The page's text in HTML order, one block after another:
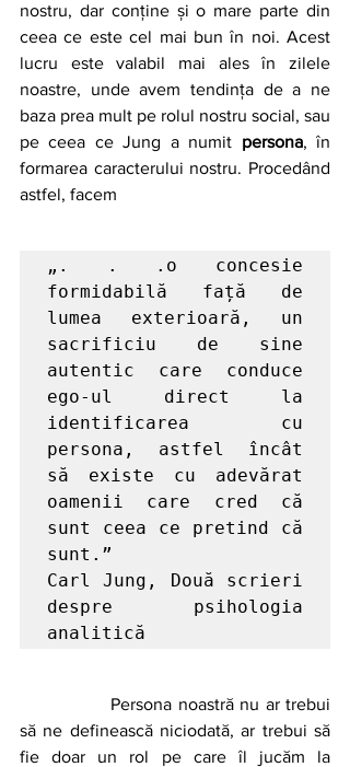
nostru, dar conține și o mare parte din
ceea ce este cel mai bun în noi. Acest
lucru este valabil mai ales în zilele
noastre, unde avem tendința de a ne
baza prea mult pe rolul nostru social, sau
pe ceea ce Jung a numit persona, în
formarea caracterului nostru. Procedând
astfel, facem
„. . .o concesie
formidabilă față de
lumea exterioară, un
sacrificiu de sine
autentic care conduce
ego-ul direct la
identificarea cu
persona, astfel încât
să existe cu adevărat
oamenii care cred că
sunt ceea ce pretind că
sunt.”
Carl Jung, Două scrieri
despre psihologia
analitică
să ne definească niciodată, ar trebui să
fie doar un rol pe care îl jucăm la